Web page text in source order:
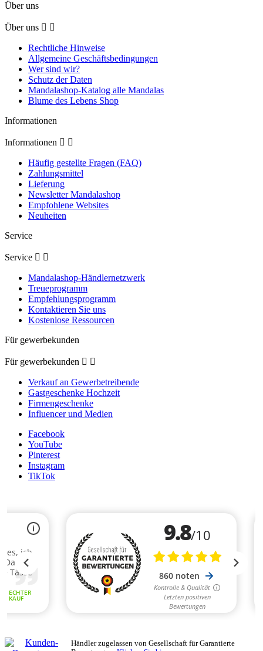
Über uns
Über uns  
Rechtliche Hinweise
Allgemeine Geschäftsbedingungen
Wer sind wir?
Schutz der Daten
Mandalashop-Katalog alle Mandalas
Blume des Lebens Shop
Informationen
Informationen  
Häufig gestellte Fragen (FAQ)
Zahlungsmittel
Lieferung
Newsletter Mandalashop
Empfohlene Websites
Neuheiten
Service
Service  
Mandalashop-Händlernetzwerk
Treueprogramm
Empfehlungsprogramm
Kontaktieren Sie uns
Kostenlose Ressourcen
Für gewerbekunden
Für gewerbekunden  
Verkauf an Gewerbetreibende
Gastgeschenke Hochzeit
Firmengeschenke
Influencer und Medien
Facebook
YouTube
Pinterest
Instagram
TikTok
Händler zugelassen von Gesellschaft für Garantierte